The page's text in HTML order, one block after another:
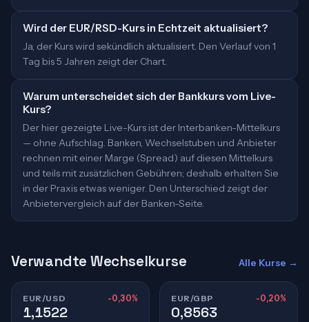
Wird der EUR/RSD-Kurs in Echtzeit aktualisiert?
Ja, der Kurs wird sekündlich aktualisiert. Den Verlauf von 1
Tag bis 5 Jahren zeigt der Chart.
Warum unterscheidet sich der Bankkurs vom Live-
Kurs?
Der hier gezeigte Live-Kurs ist der Interbanken-Mittelkurs
— ohne Aufschlag. Banken, Wechselstuben und Anbieter
rechnen mit einer Marge (Spread) auf diesen Mittelkurs
und teils mit zusätzlichen Gebühren; deshalb erhalten Sie
in der Praxis etwas weniger. Den Unterschied zeigt der
Anbietervergleich auf der Banken-Seite.
Verwandte Wechselkurse Alle Kurse →
EUR/USD -0,30%
1,1522
EUR/GBP -0,20%
0,8563